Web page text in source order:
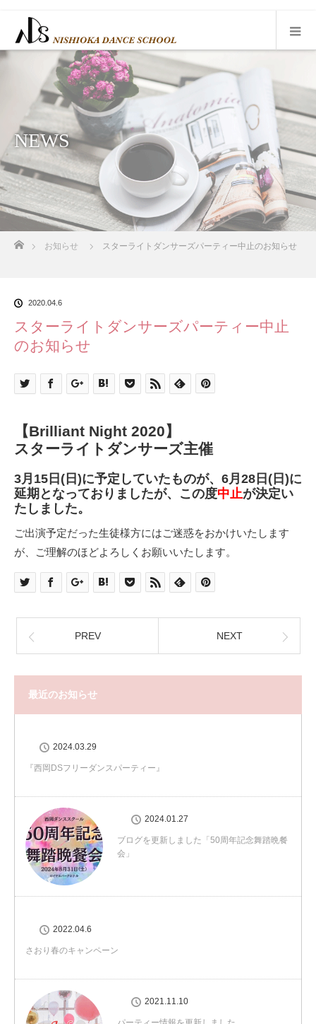
NEWS
ホーム
お知らせ スターライトダンサーズパーティー中止のお知らせ
2020.04.6
スターライトダンサーズパーティー中止
のお知らせ
【Brilliant Night 2020】
スターライトダンサーズ主催
3月15日(日)に予定していたものが、6月28日(日)に
延期となっておりましたが、この度中止が決定い
たしました。
ご出演予定だった生徒様方にはご迷惑をおかけいたします
が、ご理解のほどよろしくお願いいたします。
PREV NEXT
最近のお知らせ
2024.03.29
『西岡DSフリーダンスパーティー』
2024.01.27
ブログを更新しました「50周年記念舞踏晩餐
会」
2022.04.6
さおり春のキャンペーン
2021.11.10